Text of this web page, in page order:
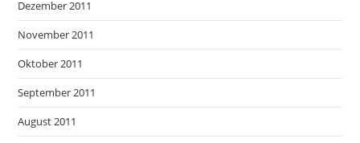
Dezember 2011
November 2011
Oktober 2011
September 2011
August 2011